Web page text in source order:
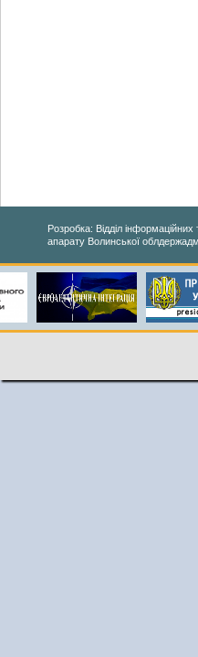
Розробка: Відділ інформаційних
апарату Волинської